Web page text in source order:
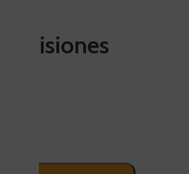
Divisiones